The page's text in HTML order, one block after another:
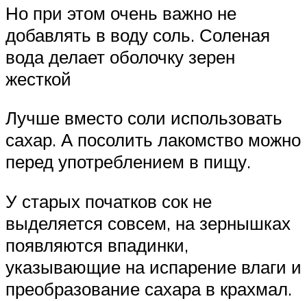
Но при этом очень важно не
добавлять в воду соль. Соленая
вода делает оболочку зерен
жесткой
Лучше вместо соли использовать
сахар. А посолить лакомство можно
перед употреблением в пищу.
У старых початков сок не
выделяется совсем, на зернышках
появляются впадинки,
указывающие на испарение влаги и
преобразование сахара в крахмал.